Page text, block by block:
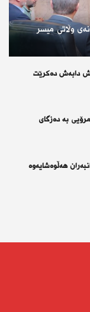
وڵاتی میسر
دابەش دەکرێت
مرۆیی بە دەزگای